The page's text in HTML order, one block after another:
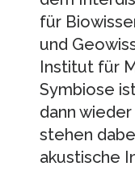
für
und
Institut für
Symbiose
dann
stehen
akustische